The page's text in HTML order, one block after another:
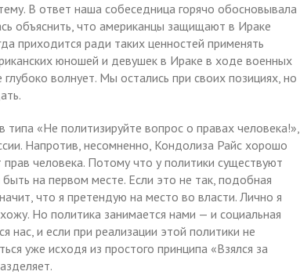
В ответ наша собеседница горячо обосновывала
объяснить, что американцы защищают в Ираке
приходится ради таких ценностей применять
юношей и девушек в Ираке в ходе военных
волнует. Мы остались при своих позициях, но
типа «Не политизируйте вопрос о правах человека!»,
Напротив, несомненно, Кондолиза Райс хорошо
человека. Потому что у политики существуют
на первом месте. Если это не так, подобная
что я претендую на место во власти. Лично я
Но политика занимается нами — и социальная
нас, и если при реализации этой политики не
уже исходя из простого принципа «Взялся за